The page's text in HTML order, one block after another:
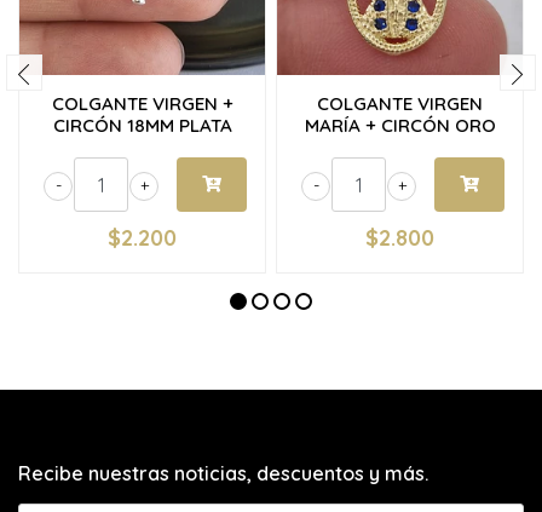
COLGANTE VIRGEN +
CIRCÓN 18MM PLATA
+
-
$2.200
COLGANTE VIRGEN
MARÍA + CIRCÓN ORO
+
-
$2.800
Recibe nuestras noticias, descuentos y más.